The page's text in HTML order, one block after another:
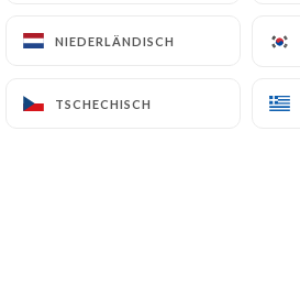
NIEDERLÄNDISCH
TSCHECHISCH
NIEDERLÄNDISCH
TSCHECHISCH